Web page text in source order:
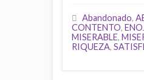
Abandonado,
CONTENTO,
MISERABLE,
RIQUEZA,